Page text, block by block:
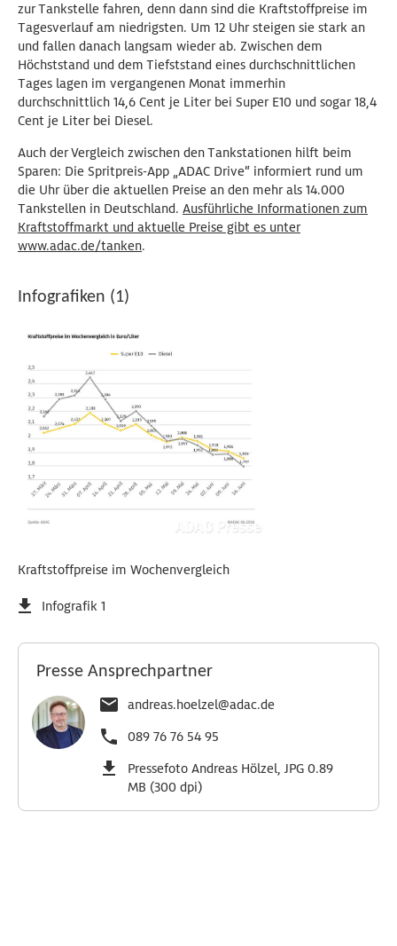
zur Tankstelle fahren, denn dann sind die Kraftstoffpreise im
Tagesverlauf am niedrigsten. Um 12 Uhr steigen sie stark an
und fallen danach langsam wieder ab. Zwischen dem
Höchststand und dem Tiefststand eines durchschnittlichen
Tages lagen im vergangenen Monat immerhin
durchschnittlich 14,6 Cent je Liter bei Super E10 und sogar 18,4
Cent je Liter bei Diesel.
Auch der Vergleich zwischen den Tankstationen hilft beim
Sparen: Die Spritpreis-App „ADAC Drive“ informiert rund um
die Uhr über die aktuellen Preise an den mehr als 14.000
Tankstellen in Deutschland. Ausführliche Informationen zum
Kraftstoffmarkt und aktuelle Preise gibt es unter
www.adac.de/tanken.
Infografiken (1)
Kraftstoffpreise im Wochenvergleich
Infografik 1
Presse Ansprechpartner
andreas.hoelzel@adac.de
089 76 76 54 95
Pressefoto Andreas Hölzel, JPG 0.89
MB (300 dpi)